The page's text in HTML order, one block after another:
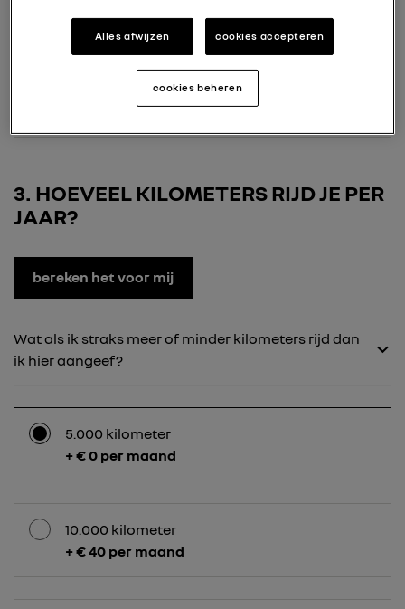
+ € 113 per maand
+ € 148 per maand
3 HOEVEEL KILOMETERS RIJD JE PER
JAAR?
bereken het voor mij
Wat als ik straks meer of minder kilometers rijd dan
ik hier aangeef?
5.000 kilometer
+ € 0 per maand
10.000 kilometer
+ € 40 per maand
Alles afwijzen cookies accepteren
cookies beheren